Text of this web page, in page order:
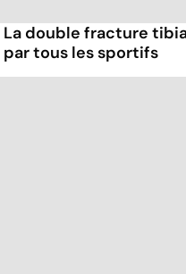
La double fracture
par tous les sportifs